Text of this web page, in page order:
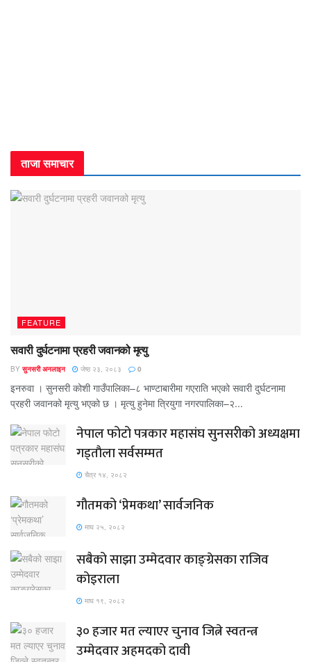
ताजा समाचार
FEATURE
सवारी दुर्घटनामा प्रहरी जवानको मृत्यु
BY सुनसरी अनलाइन जेष्ठ २३, २०८३ 0
इनरुवा । सुनसरी कोशी गाउँपालिका–८ भाण्टाबारीमा गएराति भएको सवारी दुर्घटनामा
प्रहरी जवानको मृत्यु भएको छ । मृत्यु हुनेमा त्रियुगा नगरपालिका–२...
नेपाल फोटो पत्रकार महासंघ सुनसरीको अध्यक्षमा
गड्ताैला सर्वसम्मत
चैत्र १४, २०८२
गौतमको ‘प्रेमकथा’ सार्वजनिक
माघ २५, २०८२
सबैको साझा उम्मेदवार काङ्ग्रेसका राजिव
कोइराला
माघ १९, २०८२
३० हजार मत ल्याएर चुनाव जित्ने स्वतन्त्र
उम्मेदवार अहमदको दावी